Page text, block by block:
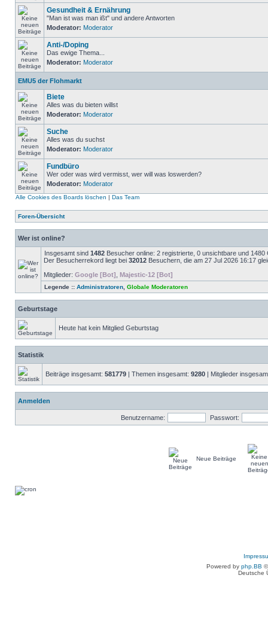
Gesundheit & Ernährung
"Man ist was man ißt" und andere Antworten
Moderator: Moderator
Anti-/Doping
Das ewige Thema...
Moderator: Moderator
EMU5 der Flohmarkt
Biete
Alles was du bieten willst
Moderator: Moderator
Suche
Alles was du suchst
Moderator: Moderator
Fundbüro
Wer oder was wird vermisst, wer will was loswerden?
Moderator: Moderator
Alle Cookies des Boards löschen | Das Team
Foren-Übersicht
Wer ist online?
Insgesamt sind 1482 Besucher online: 2 registrierte, 0 unsichtbare und
Der Besucherrekord liegt bei 32012 Besuchern, die am 27 Jul 2026 16:17
Mitglieder: Google [Bot] Majestic-12 [Bot]
Legende :: Administratoren Globale Moderatoren
Geburtstage
Heute hat kein Mitglied Geburtstag
Statistik
Beiträge insgesamt: 581779 | Themen insgesamt: 9280 | Mitglieder
Anmelden
Benutzername: Passwort:
Neue Beiträge
Powered by php.BB
Deutsche